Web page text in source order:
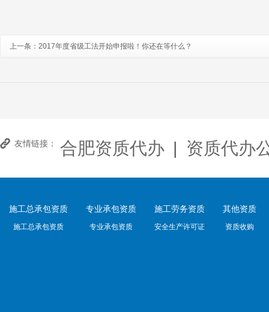
上一条： 2017年度省级工法开始申报啦！你还在等什么？
友情链接： 合肥资质代办 | 资质代办
施工总承包资质
施工总承包资质
专业承包资质
专业承包资质
施工劳务资质
安全生产许可证
其他资质
资质收购